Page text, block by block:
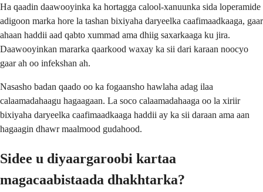
Ha qaadin daawooyinka ka hortagga calool-xanuunka sida loperamide
adigoon marka hore la tashan bixiyaha daryeelka caafimaadkaaga, gaar
ahaan haddii aad qabto xummad ama dhiig saxarkaaga ku jira.
Daawooyinkan mararka qaarkood waxay ka sii dari karaan noocyo
gaar ah oo infekshan ah.
Nasasho badan qaado oo ka fogaansho hawlaha adag ilaa
calaamadahaagu hagaagaan. La soco calaamadahaaga oo la xiriir
bixiyaha daryeelka caafimaadkaaga haddii ay ka sii daraan ama aan
hagaagin dhawr maalmood gudahood.
Sidee u diyaargaroobi kartaa
magacaabistaada dhakhtarka?